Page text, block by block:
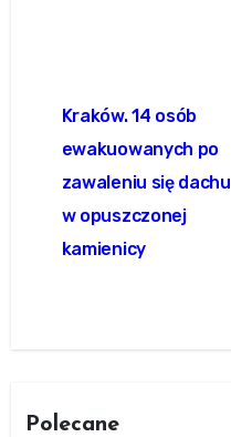
wpisu
Kraków. 14 osób
ewakuowanych po
zawaleniu się dachu
w opuszczonej
kamienicy
Polecane